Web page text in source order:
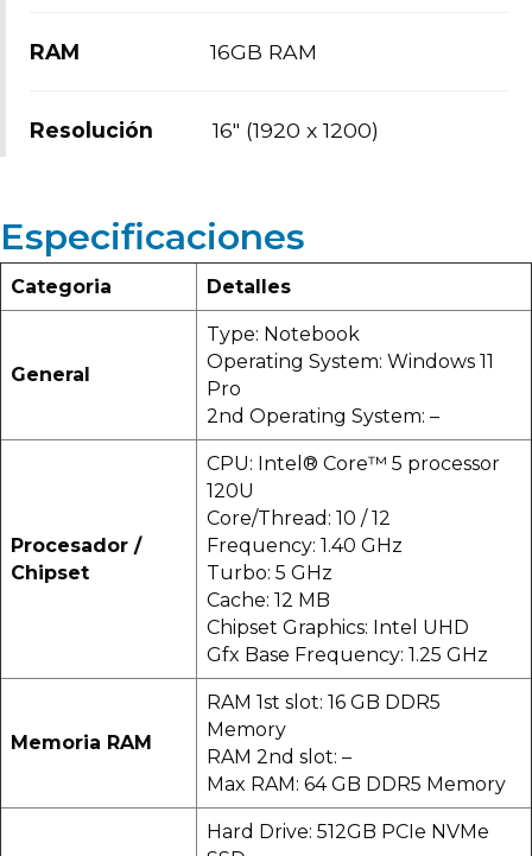
RAM16GB RAM
Resolución16" (1920 x 1200)
Especificaciones
Categoria Detalles
General
Type: Notebook
Operating System: Windows 11
Pro
2nd Operating System: –
Procesador /
Chipset
CPU: Intel® Core™ 5 processor
120U
Core/Thread: 10 / 12
Frequency: 1.40 GHz
Turbo: 5 GHz
Cache: 12 MB
Chipset Graphics: Intel UHD
Gfx Base Frequency: 1.25 GHz
Memoria RAM
RAM 1st slot: 16 GB DDR5
Memory
RAM 2nd slot: –
Max RAM: 64 GB DDR5 Memory
Hard Drive: 512GB PCIe NVMe